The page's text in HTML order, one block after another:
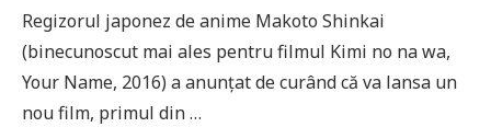
Regizorul japonez de anime Makoto Shinkai
(binecunoscut mai ales pentru filmul Kimi no na wa,
Your Name, 2016) a anunţat de curând că va lansa un
nou film, primul din …